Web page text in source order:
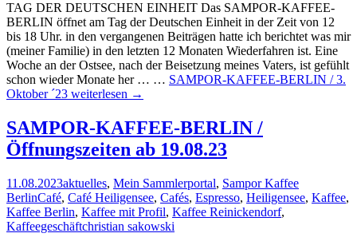
TAG DER DEUTSCHEN EINHEIT Das SAMPOR-KAFFEE-
BERLIN öffnet am Tag der Deutschen Einheit in der Zeit von 12
bis 18 Uhr. in den vergangenen Beiträgen hatte ich berichtet was mir
(meiner Familie) in den letzten 12 Monaten Wiederfahren ist. Eine
Woche an der Ostsee, nach der Beisetzung meines Vaters, ist gefühlt
schon wieder Monate her … … SAMPOR-KAFFEE-BERLIN / 3.
Oktober ´23 weiterlesen →
SAMPOR-KAFFEE-BERLIN /
Öffnungszeiten ab 19.08.23
11.08.2023aktuelles, Mein Sammlerportal, Sampor Kaffee
BerlinCafé, Café Heiligensee, Cafés, Espresso, Heiligensee, Kaffee,
Kaffee Berlin, Kaffee mit Profil, Kaffee Reinickendorf,
Kaffeegeschäftchristian sakowski